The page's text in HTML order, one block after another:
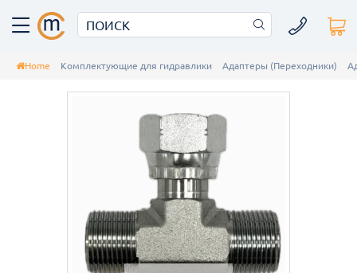
Home Комплектующие для гидравлики Адаптеры (Переходники)